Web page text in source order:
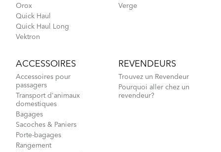
Orox
Quick Haul
Quick Haul Long
Vektron
Verge
ACCESSOIRES
Accessoires pour
passagers
Transport d'animaux
domestiques
Bagages
Sacoches & Paniers
Porte-bagages
Rangement
REVENDEURS
Trouvez un Revendeur
Pourquoi aller chez un
revendeur?